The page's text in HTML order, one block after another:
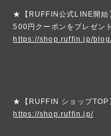
★【RUFFIN公式LINE開
500円クーポンをプレゼント
https://shop.ruffin.jp/
★【RUFFIN ショップTOP
https://shop.ruffin.jp/